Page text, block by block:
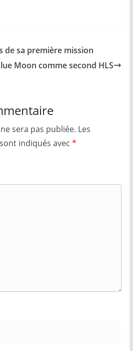
de sa première mission
Moon comme second HLS
sera pas publiée. Les
indiqués avec *